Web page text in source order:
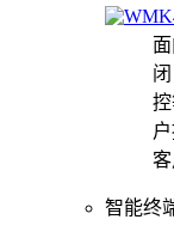
客
智能终